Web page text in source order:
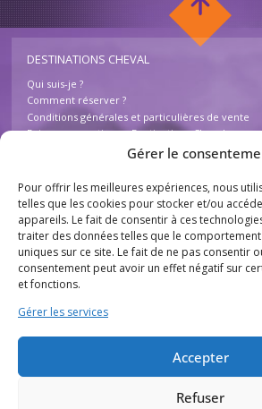
Gérer le
Pour offrir les meilleures expériences, nous
telles que les cookies pour stocker et/ou
appareils. Le fait de consentir à ces
traiter des données telles que le
uniques sur ce site. Le fait de ne pas consentir
consentement peut avoir un effet négatif sur
et fonctions.
Gérer les services
Accepter
Refuser
DESTINATIONS CHEVAL
Qui suis-je ?
Comment réserver ?
Conditions générales et particulières de vente
Foire aux questions – Destinations Cheval
INFOS
Mentions légales
Plan du site
Destinations Cheval
755 chemin des Basses Combes
26230 Chantemerle lès Grignan
Tourisme équestre